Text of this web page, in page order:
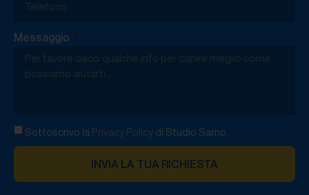
Messaggio
Sottoscrivo la Privacy Policy di Studio Samo.
INVIA LA TUA RICHIESTA